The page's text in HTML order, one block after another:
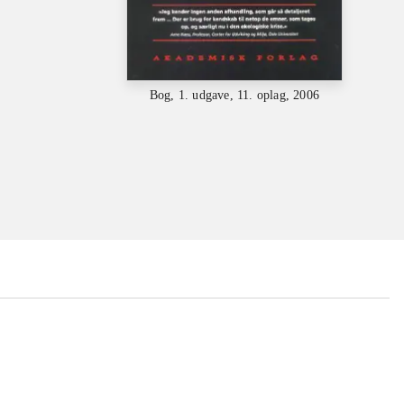
Bog, 1. udgave, 11. oplag, 2006